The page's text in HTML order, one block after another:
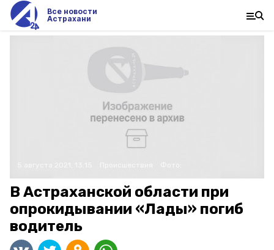
Все новости
Астрахани
В Астраханской области при
опрокидывании «Лады» погиб
водитель